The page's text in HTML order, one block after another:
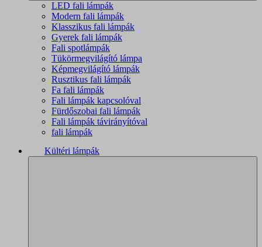
LED fali lámpák
Modern fali lámpák
Klasszikus fali lámpák
Gyerek fali lámpák
Fali spotlámpák
Tükörmegvilágító lámpa
Képmegvilágító lámpák
Rusztikus fali lámpák
Fa fali lámpák
Fali lámpák kapcsolóval
Fürdőszobai fali lámpák
Fali lámpák távirányítóval
fali lámpák
Kültéri lámpák